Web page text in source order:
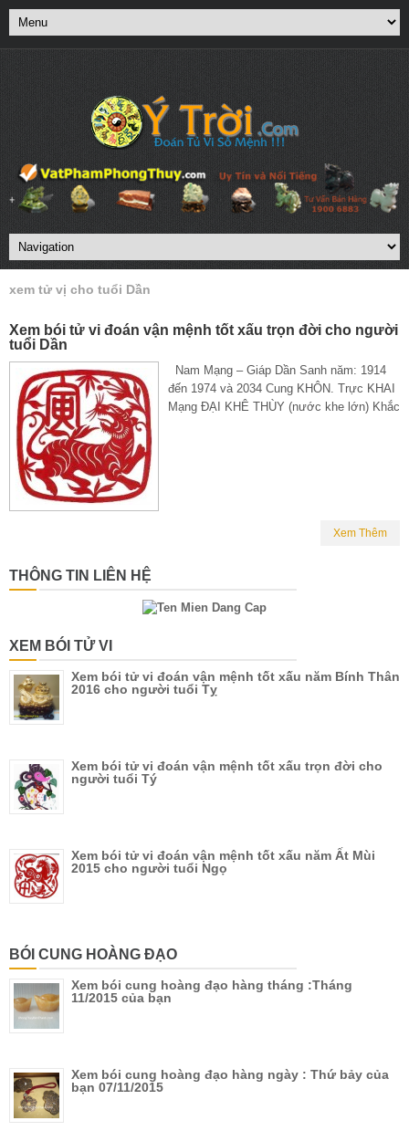
xem tử vị cho tuổi Dần
Xem bói tử vi đoán vận mệnh tốt xấu trọn đời cho người
tuổi Dần
Nam Mạng – Giáp Dần Sanh năm: 1914
đến 1974 và 2034 Cung KHÔN. Trực KHAI
Mạng ĐẠI KHÊ THÙY (nước khe lớn) Khắc
Xem Thêm
THÔNG TIN LIÊN HỆ
XEM BÓI TỬ VI
Xem bói tử vi đoán vận mệnh tốt xấu năm Bính Thân
2016 cho người tuổi Tỵ
Xem bói tử vi đoán vận mệnh tốt xấu trọn đời cho
người tuổi Tý
Xem bói tử vi đoán vận mệnh tốt xấu năm Ất Mùi
2015 cho người tuổi Ngọ
BÓI CUNG HOÀNG ĐẠO
Xem bói cung hoàng đạo hàng tháng :Tháng
11/2015 của bạn
Xem bói cung hoàng đạo hàng ngày : Thứ bảy của
bạn 07/11/2015